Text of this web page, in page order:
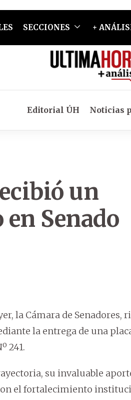
SECCIONES +
Editorial ÚH Noticias
un
Senado
la Cámara de Senadores,
la entrega de una
241.
su invaluable
el fortalecimiento